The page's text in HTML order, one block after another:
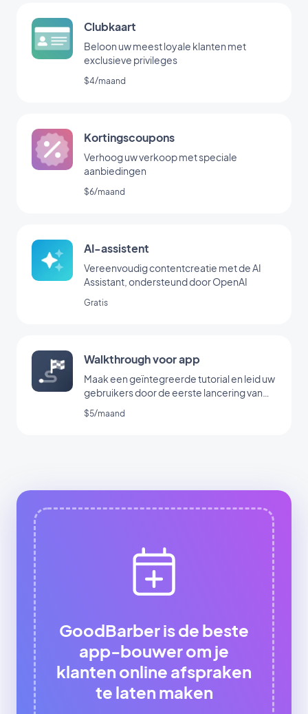
Clubkaart
Beloon uw meest loyale klanten met
exclusieve privileges
$4/maand
Kortingscoupons
Verhoog uw verkoop met speciale
aanbiedingen
$6/maand
AI-assistent
Vereenvoudig contentcreatie met de AI
Assistant, ondersteund door OpenAI
Gratis
Walkthrough voor app
Maak een geïntegreerde tutorial en leid uw
gebruikers door de eerste lancering van
uw app
$5/maand
GoodBarber is de beste
app-bouwer om je
klanten online afspraken
te laten maken